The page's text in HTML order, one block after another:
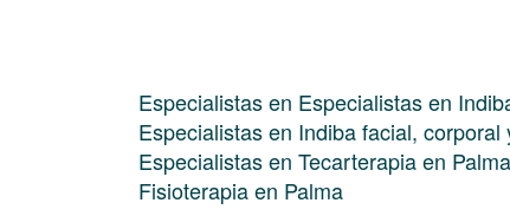
Especialistas en Especialistas en
Especialistas en Indiba facial,
Especialistas en Tecarterapia en Palma
Fisioterapia en Palma